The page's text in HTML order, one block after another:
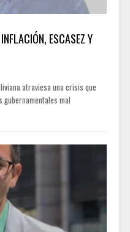
ESCASEZ Y
atraviesa una crisis que
mal